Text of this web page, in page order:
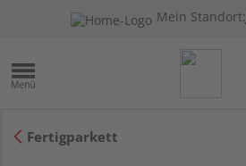
Mein Standort:
Fertigparkett